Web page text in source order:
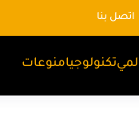
اتصل بنا
تكنولوجيامنوعات